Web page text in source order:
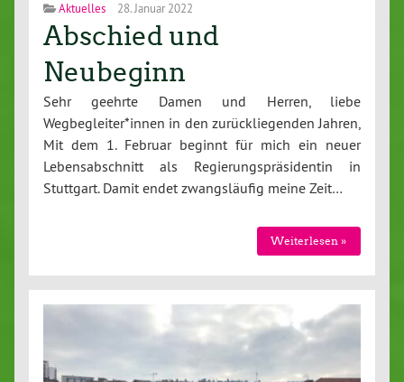
Aktuelles
28. Januar 2022
Abschied und
Neubeginn
Sehr geehrte Damen und Herren, liebe
Wegbegleiter*innen in den zurückliegenden Jahren,
Mit dem 1. Februar beginnt für mich ein neuer
Lebensabschnitt als Regierungspräsidentin in
Stuttgart. Damit endet zwangsläufig meine Zeit…
Weiterlesen »